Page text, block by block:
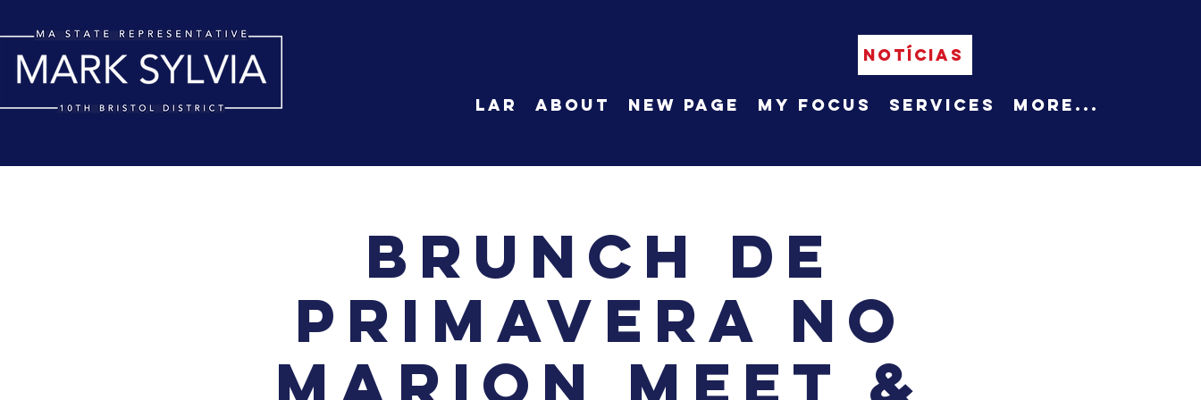
NOTÍCIAS
LAR About New Page My Focus Services More...
Brunch de
primavera no
Marion Meet &